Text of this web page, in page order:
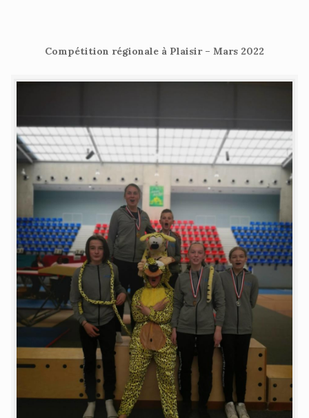
Compétition régionale à Plaisir – Mars 2022